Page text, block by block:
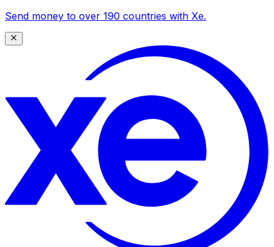
Send money to over 190 countries with Xe.